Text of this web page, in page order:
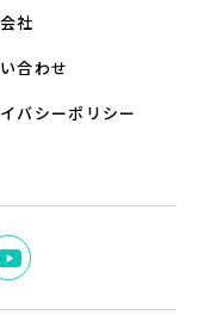
社
合わせ
バシーポリシー